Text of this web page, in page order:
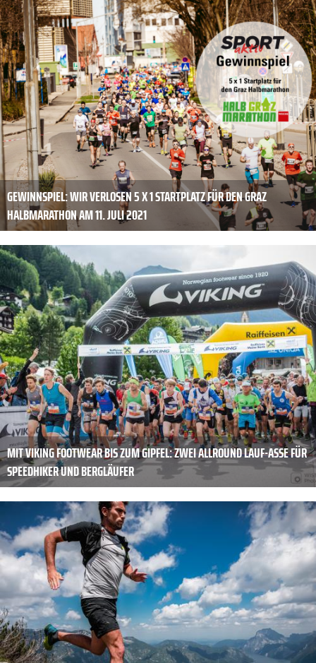
GEWINNSPIEL: WIR VERLOSEN 5 X 1 STARTPLATZ FÜR DEN GRAZ
HALBMARATHON AM 11. JULI 2021
MIT VIKING FOOTWEAR BIS ZUM GIPFEL: ZWEI ALLROUND LAUF-ASSE FÜR
SPEEDHIKER UND BERGLÄUFER